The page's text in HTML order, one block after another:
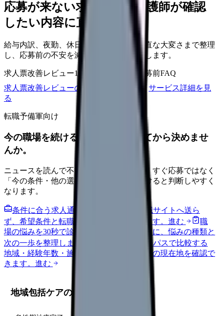
応募が来ない求人票を、看護師が確認
したい内容に直せます
給与内訳、夜勤、休日、教育、職場の正直な大変さまで整理
し、応募前の不安を減らす求人票へ改善します。
求人票改善レビュー15万円〜
応募前FAQ
求人票改善レビューの見積もりを依頼
サービス詳細を見
る
転職予備軍向け
今の職場を続けるか、条件を比べてから決めませ
んか。
ニュースを読んで不安が強くなった時は、すぐ応募ではなく
「今の条件・他の選択肢・相談先」を分けると判断しやすく
なります。
条件に合う求人通知を受け取る
外部転職サイトへ送ら
ず、希望条件と転職時期を自社で預かります。 進む
職
場の悩みを30秒で診断
辞めるべきか迷う前に、悩みの種類と
次の一歩を整理します。
給料コンパスで比較する
地域・経験年数・施設形態から、今の給料の現在地を確認で
きます。 進む
地域包括ケアの対象患者